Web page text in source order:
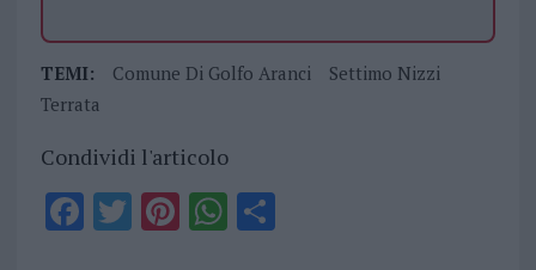
TEMI: Comune Di Golfo Aranci
Settimo Nizzi
Terrata
Condividi l'articolo
F T PiWS